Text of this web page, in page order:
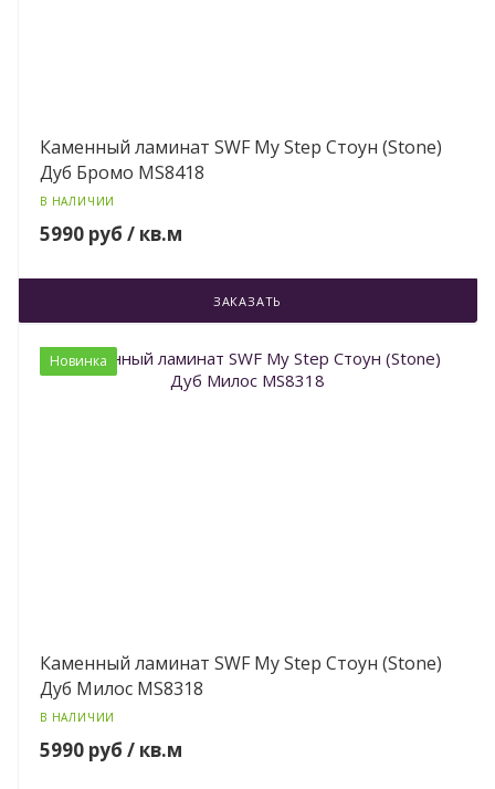
Каменный ламинат SWF My Step Стоун (Stone)
Дуб Бромо MS8418
В НАЛИЧИИ
5990 руб / кв.м
ЗАКАЗАТЬ
Новинка
Каменный ламинат SWF My Step Стоун (Stone)
Дуб Милос MS8318
В НАЛИЧИИ
5990 руб / кв.м